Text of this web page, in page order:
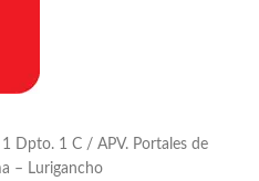
Dpto. 1 C / APV. Portales de
– Lurigancho